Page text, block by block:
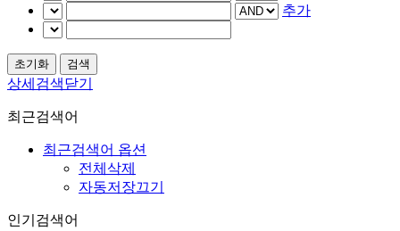
추가
상세검색닫기
최근검색어
최근검색어 옵션
전체삭제
자동저장끄기
인기검색어